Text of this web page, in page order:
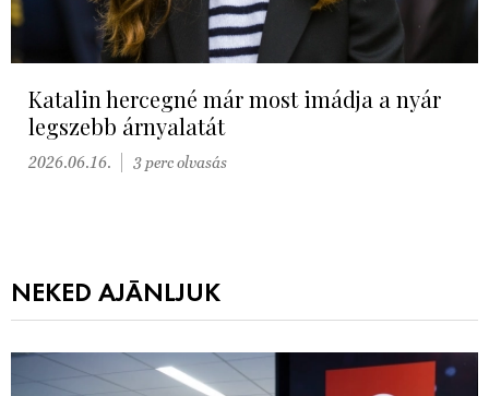
Katalin hercegné már most imádja a nyár
legszebb árnyalatát
2026.06.16. 3 perc olvasás
NEKED AJÁNLJUK